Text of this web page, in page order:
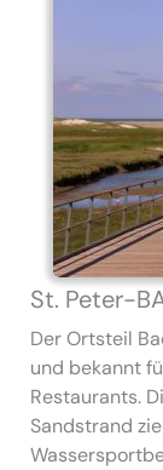
St. Peter-
Der Ortsteil
und bekannt
Restaurants.
Sandstrand